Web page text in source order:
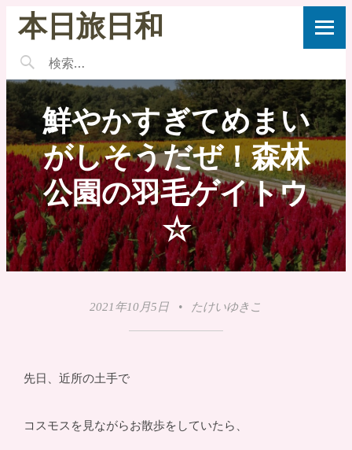
本日旅日和
鮮やかすぎてめまい
がしそうだぜ！森林
公園の羽毛ゲイトウ
☆
2021年10月5日 • たけいゆきこ
先日、近所の土手で
コスモスを見ながらお散歩をしていたら、